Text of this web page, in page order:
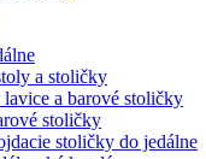
a stoličky
a barové stoličky
stoličky
stoličky do jedálne